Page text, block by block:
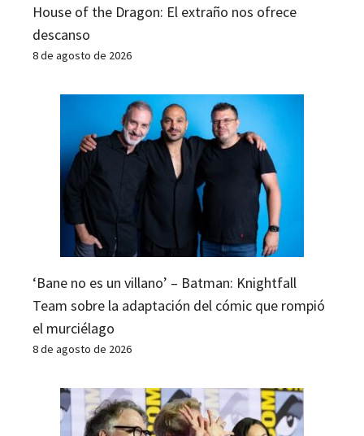
House of the Dragon: El extraño nos ofrece
descanso
8 de agosto de 2026
‘Bane no es un villano’ – Batman: Knightfall
Team sobre la adaptación del cómic que rompió
el murciélago
8 de agosto de 2026